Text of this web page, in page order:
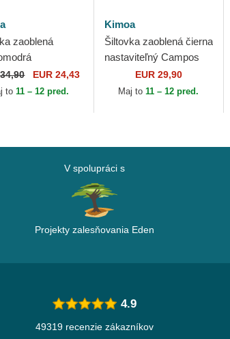
zaoblená
Minimal
34,90 EUR 24,43
to11 – 12 pred.
Kimoa
Šiltovka zaoblená čierna
nastaviteľný Campos
Racing 1998 Kimoa
EUR 29,90
Maj to11 – 12 pred.
V spolupráci s
Projekty zalesňovania Eden
4.9
49319 recenzie zákazníkov